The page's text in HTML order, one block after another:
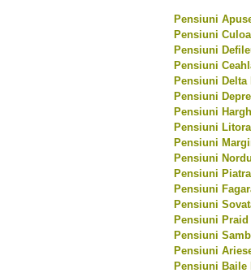
Pensiuni
Pensiuni
Pensiuni
Pensiuni
Pensiuni Delta
Pensiuni
Pensiuni
Pensiuni Litoral
Pensiuni
Pensiuni
Pensiuni
Pensiuni
Pensiuni
Pensiuni Praid
Pensiuni
Pensiuni
Pensiuni Baile